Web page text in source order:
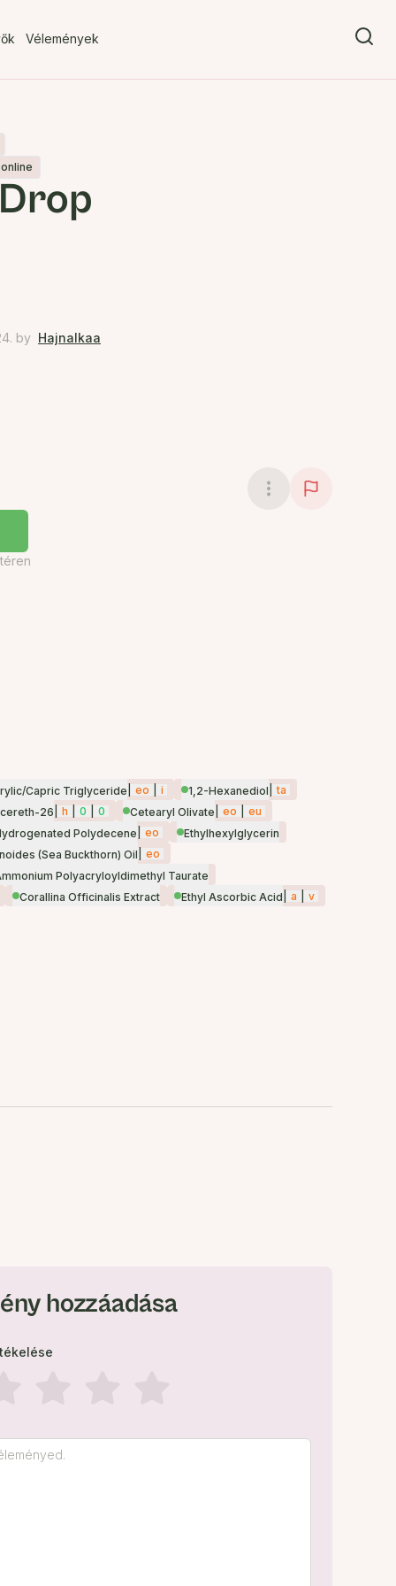
Vélemények
by Hajnalkaa
Capric Triglyceride eo i 1,2-Hexanediol
ta
26 h 0 0 Cetearyl Olivate eo
eu
Polydecene eo
Ethylhexylglycerin
(Sea Buckthorn) Oil
eo
Polyacryloyldimethyl Taurate
Corallina Officinalis Extract Ethyl Ascorbic Acid a
v
hozzáadása